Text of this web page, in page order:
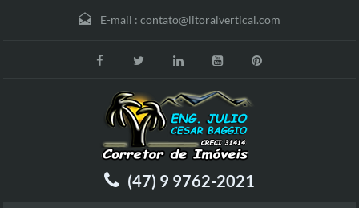
E-mail : contato@litoralvertical.com
(47) 9 9762-2021